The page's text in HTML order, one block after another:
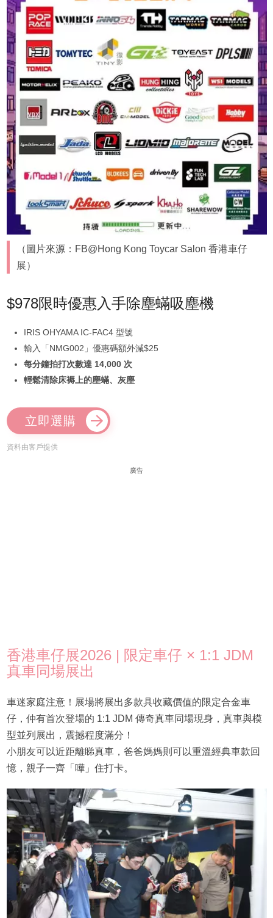
（圖片來源：FB@Hong Kong Toycar Salon 香港車仔
展）
$978限時優惠入手除塵蟎吸塵機
IRIS OHYAMA IC-FAC4 型號
輸入「NMG002」優惠碼額外減$25
每分鐘拍打次數達 14,000 次
輕鬆清除床褥上的塵蟎、灰塵
立即選購
資料由客戶提供
廣告
香港車仔展2026 | 限定車仔 × 1:1 JDM
真車同場展出
車迷家庭注意！展場將展出多款具收藏價值的限定合金車
仔，仲有首次登場的 1:1 JDM 傳奇真車同場現身，真車與模
型並列展出，震撼程度滿分！
小朋友可以近距離睇真車，爸爸媽媽則可以重溫經典車款回
憶，親子一齊「嘩」住打卡。